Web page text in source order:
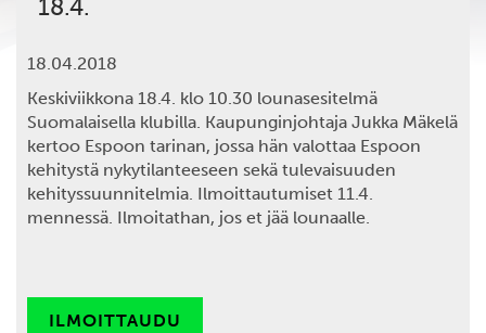
18.4.
18.04.2018
Keskiviikkona 18.4. klo 10.30 lounasesitelmä
Suomalaisella klubilla. Kaupunginjohtaja Jukka Mäkelä
kertoo Espoon tarinan, jossa hän valottaa Espoon
kehitystä nykytilanteeseen sekä tulevaisuuden
kehityssuunnitelmia. Ilmoittautumiset 11.4.
mennessä. Ilmoitathan, jos et jää lounaalle.
ILMOITTAUDU